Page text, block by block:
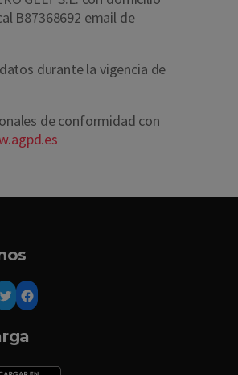
B87368692 email de
durante la vigencia de
de conformidad con